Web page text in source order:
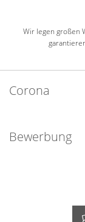
Wir legen großen
Corona
Bewerbung